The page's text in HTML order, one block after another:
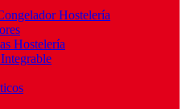
Hostelería
Hostelería